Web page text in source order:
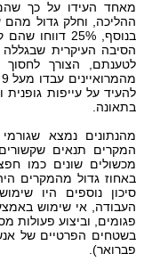
מאחד העידו על כך
ההליכה, וחלק גדול מהם
בנוסף, 25%
הסיבה העיקרית
להעיד על עייפות
בתאונה.
מהנתונים נמצא
המקרים תנאים
מכשולים שונים כמו
באחוז גדול מהמקרים
סיכון נוספים היו
העבודה, אי שימוש
פגומים, וביצוע פעולות
בשטחים הפרטיים של
פברואר).